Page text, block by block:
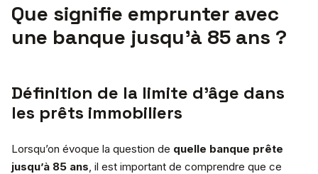
Que signifie emprunter avec
une banque jusqu’à 85 ans ?
Définition de la limite d’âge dans
les prêts immobiliers
Lorsqu’on évoque la question de quelle banque prête
jusqu’à 85 ans, il est important de comprendre que ce